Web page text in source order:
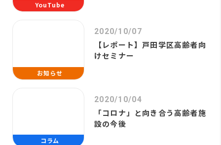
YouTube
お知らせ
2020/10/07
【レポート】戸田学区高齢者向
けセミナー
コラム
2020/10/04
「コロナ」と向き合う高齢者施
設の今後